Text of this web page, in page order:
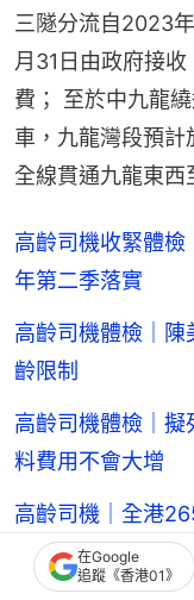
三隧分流自2023
月31日由政府接
費； 至於中九龍
車，九龍灣段預
全線貫通九龍東西
高齡司機收緊體
年第二季落實
高齡司機體檢｜
齡限制
高齡司機體檢｜
料費用不會大增
高齡司機｜全港
署：最年長為100歲
在Google
追蹤《香港01》